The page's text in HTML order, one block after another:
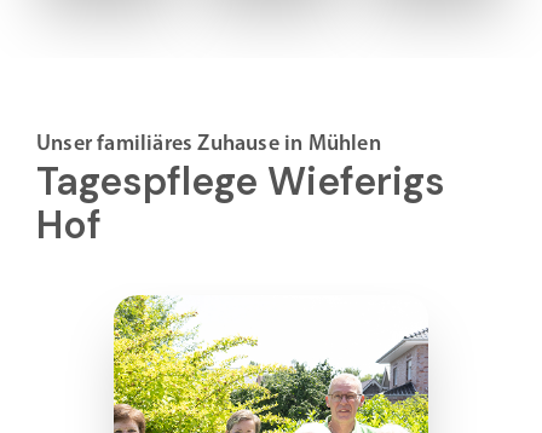
Unser familiäres Zuhause in Mühlen
Tagespflege Wieferigs
Hof